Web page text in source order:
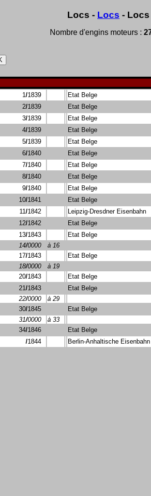
Locs - Locs - Locs
Nombre d'engins moteurs :
1/1839 Etat Belge
2/1839 Etat Belge
3/1839 Etat Belge
4/1839 Etat Belge
5/1839 Etat Belge
6/1840 Etat Belge
7/1840 Etat Belge
8/1840 Etat Belge
9/1840 Etat Belge
10/1841 Etat Belge
11/1842 Leipzig-Dresdner Eisenbahn
12/1842 Etat Belge
13/1843 Etat Belge
14/0000
à 16
17/1843 Etat Belge
18/0000
à 19
20/1843 Etat Belge
21/1843 Etat Belge
22/0000
à 29
30/1845 Etat Belge
31/0000
à 33
34/1846 Etat Belge
/1844 Berlin-Anhaltische Eisenbahn